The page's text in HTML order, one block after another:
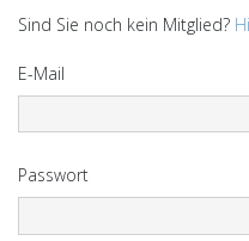
Sind Sie noch kein Mitglied?
E-Mail
Passwort